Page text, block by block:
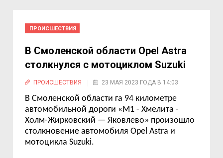
ПРОИСШЕСТВИЯ
В Смоленской области Opel Astra
столкнулся с мотоциклом Suzuki
ПРОИСШЕСТВИЯ 23 МАЯ 2023 ГОДА В 14:03
В Смоленской области га 94 километре
автомобильной дороги «М1 - Хмелита -
Холм-Жирковский — Яковлево» произошло
столкновение автомобиляOpel Astra и
мотоциклаSuzuki.